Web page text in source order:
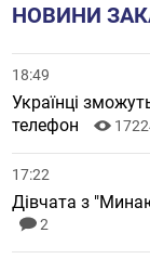
НОВИНИ
18:49
Українці
телефон
17:22
Дівчата з
2